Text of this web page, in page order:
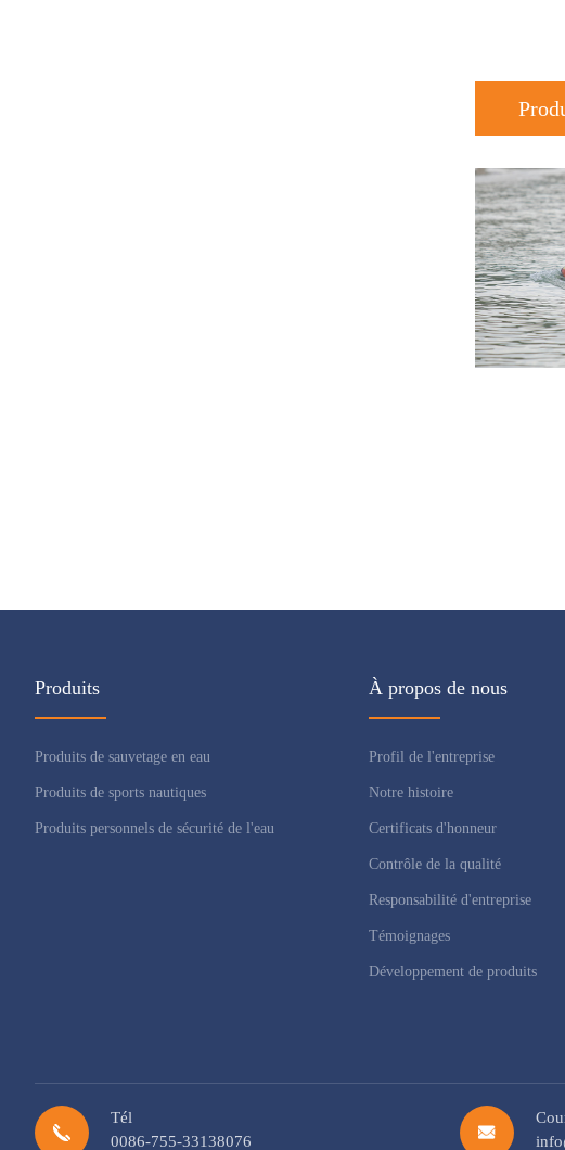
Produits
Produits de sauvetage en eau
Produits de sports nautiques
Produits personnels de sécurité de l'eau
À propos de nous
Profil de l'entreprise
Notre histoire
Certificats d'honneur
Contrôle de la qualité
Responsabilité d'entreprise
Témoignages
Développement de produits
Tél
0086-755-33138076